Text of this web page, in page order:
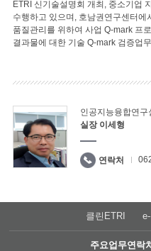
ETRI 신기술설명회 개최, 중소기업
수행하고 있으며, 호남권연구센터
품질관리를 위하여 사업 Q-mark 프
결과물에 대한 기술 Q-mark 검증업
인공지능융합연구
실장 이세형
연락처
클린ETRI
주요업무연락